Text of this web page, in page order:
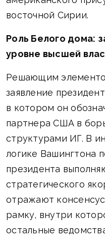
восточной Сирии.
Роль Белого дома:
уровне высшей
Решающим
заявление
в котором он
партнера США в
структурами ИГ. В
логике Вашингтона
президента
стратегического
отражают
рамку, внутри
остальные